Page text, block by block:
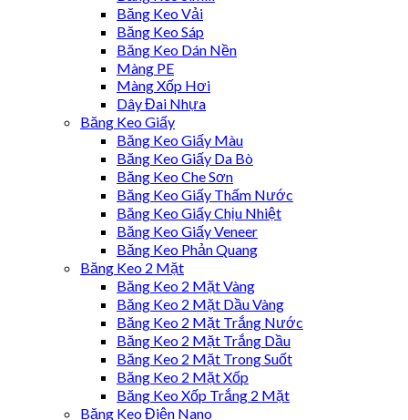
Băng Keo Vải
Băng Keo Sáp
Băng Keo Dán Nền
Màng PE
Màng Xốp Hơi
Dây Đai Nhựa
Băng Keo Giấy
Băng Keo Giấy Màu
Băng Keo Giấy Da Bò
Băng Keo Che Sơn
Băng Keo Giấy Thấm Nước
Băng Keo Giấy Chịu Nhiệt
Băng Keo Giấy Veneer
Băng Keo Phản Quang
Băng Keo 2 Mặt
Băng Keo 2 Mặt Vàng
Băng Keo 2 Mặt Dầu Vàng
Băng Keo 2 Mặt Trắng Nước
Băng Keo 2 Mặt Trắng Dầu
Băng Keo 2 Mặt Trong Suốt
Băng Keo 2 Mặt Xốp
Băng Keo Xốp Trắng 2 Mặt
Băng Keo Điện Nano